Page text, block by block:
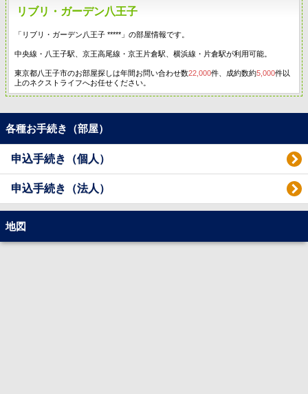
リブリ・ガーデン八王子
「リブリ・ガーデン八王子 *****」の部屋情報です。
中央線・八王子駅、京王高尾線・京王片倉駅、横浜線・片倉駅が利用可能。
東京都八王子市のお部屋探しは年間お問い合わせ数22,000件、成約数約5,000件以
上のネクストライフへお任せください。
各種お手続き（部屋）
申込手続き（個人）
申込手続き（法人）
地図